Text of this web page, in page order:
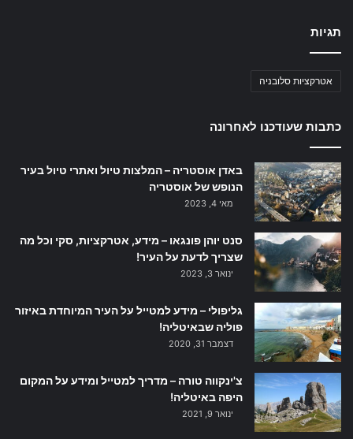
תגיות
אטרקציות סלובניה
כתבות שעודכנו לאחרונה
באדן אוסטריה – המלצות טיול ואתרי טיול בעיר
הנופש של אוסטריה
מאי 4, 2023
סנט יוהן פונגאו – מידע, אטרקציות, סקי וכל מה
שצריך לדעת על העיר!
ינואר 3, 2023
גליפולי – מידע למטייל על העיר המיוחדת באיזור
פוליה שבאיטליה!
דצמבר 31, 2020
צ'ינקווה טורה – מדריך למטייל ומידע על המקום
היפה באיטליה!
ינואר 9, 2021